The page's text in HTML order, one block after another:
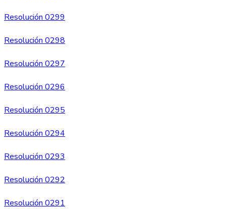
Resolución 0299
Resolución 0298
Resolución 0297
Resolución 0296
Resolución 0295
Resolución 0294
Resolución 0293
Resolución 0292
Resolución 0291